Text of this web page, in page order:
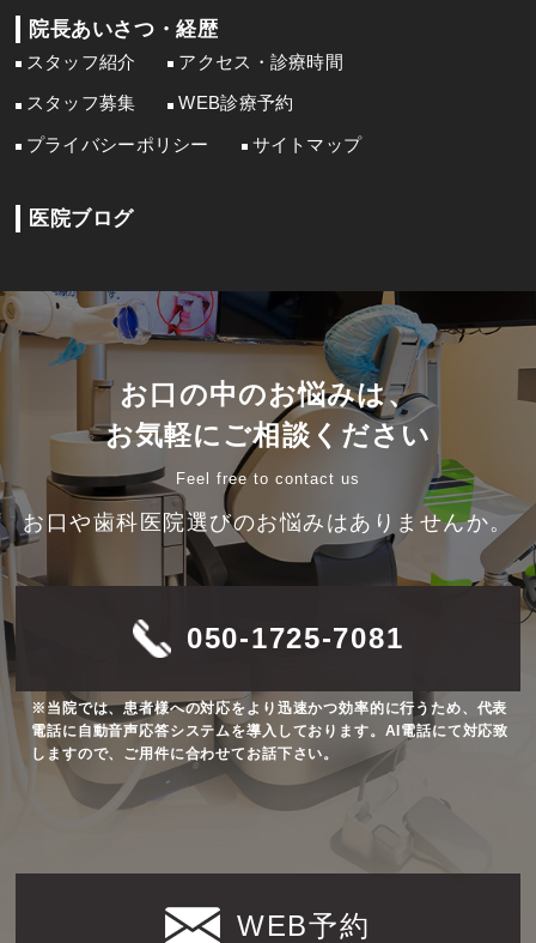
院長あいさつ・経歴
スタッフ紹介 アクセス・診療時間
スタッフ募集 WEB診療予約
プライバシーポリシー サイトマップ
医院ブログ
お口の中のお悩みは、
お気軽にご相談ください
Feel free to contact us
お口や歯科医院選びのお悩みはありませんか。
050-1725-7081
※当院では、患者様への対応をより迅速かつ効率的に行うため、代表
電話に自動音声応答システムを導入しております。AI電話にて対応致
しますので、ご用件に合わせてお話下さい。
WEB予約